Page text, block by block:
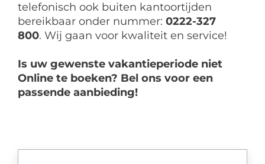
telefonisch ook buiten kantoortijden
bereikbaar onder nummer: 0222-327
800. Wij gaan voor kwaliteit en service!
Is uw gewenste vakantieperiode niet
Online te boeken? Bel ons voor een
passende aanbieding!